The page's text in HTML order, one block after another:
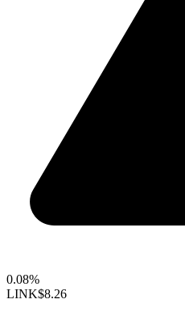
0.08%
LINK$8.26